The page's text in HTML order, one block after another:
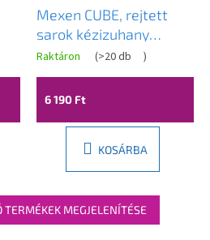
Mexen CUBE, rejtett
sarok kézizuhany
csatlakozó 1/2", króm,
79300-00
Raktáron (>20 db )
6 190 Ft
KOSÁRBA
TERMÉKEK MEGJELENÍTÉSE